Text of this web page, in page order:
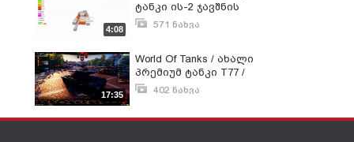
4:08
ტანკი ის-2 ჯავშნის
განხილვა
571 ნახვა
17:35
World Of Tanks / ახალი
პრემიუმ ტანკი T77 /
განხილვა
402 ნახვა